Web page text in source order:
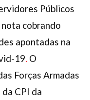
Públicos
cobrando
apontadas na
19. O
Forças Armadas
CPI da